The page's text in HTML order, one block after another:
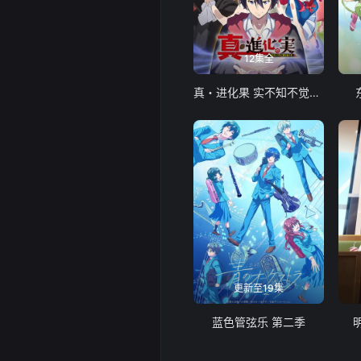
12集全
真・进化果 实不知不觉踏上胜利的人生
更新至19集
蓝色管弦乐 第二季